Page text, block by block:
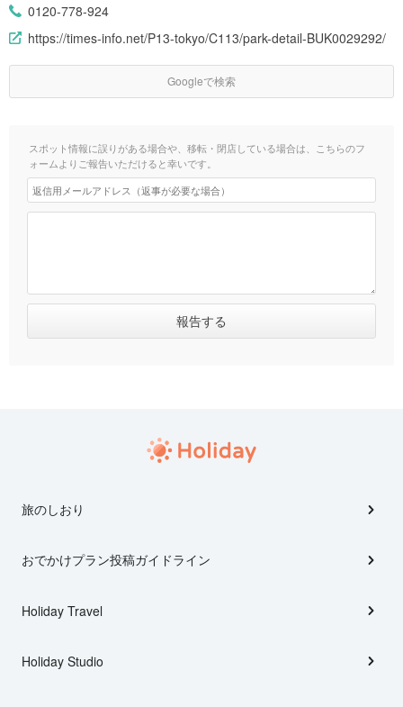
0120-778-924
https://times-info.net/P13-tokyo/C113/park-detail-BUK0029292/
Googleで検索
スポット情報に誤りがある場合や、移転・閉店している場合は、こちらのフ
ォームよりご報告いただけると幸いです。
旅のしおり
おでかけプラン投稿ガイドライン
Holiday Travel
Holiday Studio